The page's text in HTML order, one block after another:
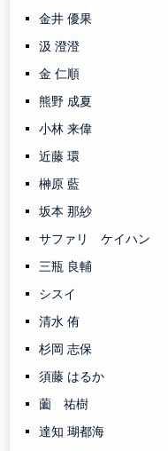
金井 優果
汲 澄澄
金 仁順
熊野 成夏
小林 来偉
近藤 環
榊原 藍
坂本 那紗
サファリ ケイハン
三瓶 良輔
シスイ
清水 侑
杉岡 志保
須藤 はるか
薗 祐樹
達知 瑚都海